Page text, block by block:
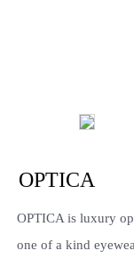
OPTICA
OPTICA is luxury
one of a kind